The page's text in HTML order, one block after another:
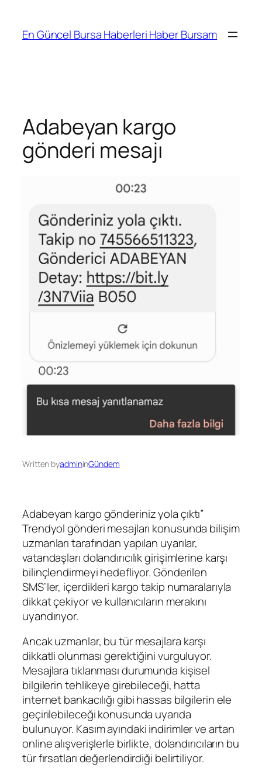
En Güncel Bursa Haberleri Haber Bursam
Adabeyan kargo
gönderi mesajı
Written byadmininGündem
Adabeyan kargo gönderiniz yola çıktı”
Trendyol gönderi mesajları konusunda bilişim
uzmanları tarafından yapılan uyarılar,
vatandaşları dolandırıcılık girişimlerine karşı
bilinçlendirmeyi hedefliyor. Gönderilen
SMS’ler, içerdikleri kargo takip numaralarıyla
dikkat çekiyor ve kullanıcıların merakını
uyandırıyor.
Ancak uzmanlar, bu tür mesajlara karşı
dikkatli olunması gerektiğini vurguluyor.
Mesajlara tıklanması durumunda kişisel
bilgilerin tehlikeye girebileceği, hatta
internet bankacılığı gibi hassas bilgilerin ele
geçirilebileceği konusunda uyarıda
bulunuyor. Kasım ayındaki indirimler ve artan
online alışverişlerle birlikte, dolandırıcıların bu
tür fırsatları değerlendirdiği belirtiliyor.